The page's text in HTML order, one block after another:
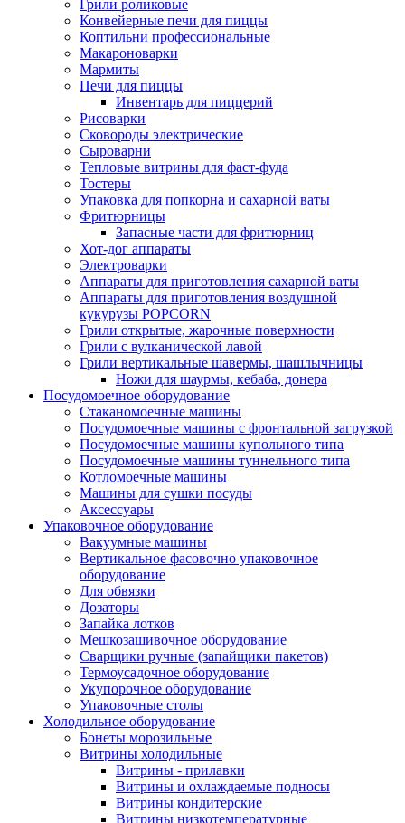
Грили роликовые
Конвейерные печи для пиццы
Коптильни профессиональные
Макароноварки
Мармиты
Печи для пиццы
Инвентарь для пиццерий
Рисоварки
Сковороды электрические
Сыроварни
Тепловые витрины для фаст-фуда
Тостеры
Упаковка для попкорна и сахарной ваты
Фритюрницы
Запасные части для фритюрниц
Хот-дог аппараты
Электроварки
Аппараты для приготовления сахарной ваты
Аппараты для приготовления воздушной
кукурузы POPCORN
Грили открытые, жарочные поверхности
Грили с вулканической лавой
Грили вертикальные шавермы, шашлычницы
Ножи для шаурмы, кебаба, донера
Посудомоечное оборудование
Стаканомоечные машины
Посудомоечные машины с фронтальной загрузкой
Посудомоечные машины купольного типа
Посудомоечные машины туннельного типа
Котломоечные машины
Машины для сушки посуды
Аксессуары
Упаковочное оборудование
Вакуумные машины
Вертикальное фасовочно упаковочное
оборудование
Для обвязки
Дозаторы
Запайка лотков
Мешкозашивочное оборудование
Сварщики ручные (запайщики пакетов)
Термоусадочное оборудование
Укупорочное оборудование
Упаковочные столы
Холодильное оборудование
Бонеты морозильные
Витрины холодильные
Витрины - прилавки
Витрины и охлаждаемые подносы
Витрины кондитерские
Витрины низкотемпературные